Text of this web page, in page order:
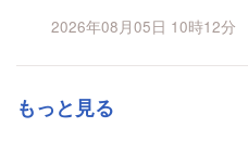
2026年08月05日 10時12分
もっと見る